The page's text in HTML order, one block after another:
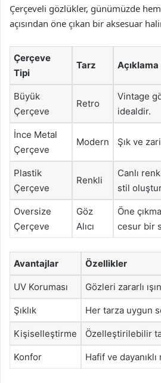
Çerçeveli gözlükler, günümüzde
açısından öne çıkan bir aksesuar
Çerçeve
Tipi
Tarz Açıklama
Büyük
Çerçeve
Retro
Vintage
idealdir.
İnce Metal
Çerçeve
Modern Şık ve
Plastik
Çerçeve
Renkli
Canlı
stil
Oversize
Çerçeve
Göz
Alıcı
Öne
cesur bir
Avantajlar Özellikler
UV Koruması Gözleri zararlı
Şıklık Her tarza uygun
Kişiselleştirme Özelleştirilebilir
Konfor Hafif ve